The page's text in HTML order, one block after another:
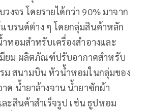
งจร โดยรายได้กว่า 90% มาจาก
บรนด์ต่าง ๆ โดยกลุ่มสินค้าหลัก
หอมสำหรับเครื่องสำอางและ
ยม ผลิตภัณฑ์ปรับอากาศสำหรับ
ม สนามบิน หัวน้ำหอมในกลุ่มของ
ด น้ำยาล้างจาน น้ำยาซักผ้า
ะสินค้าสำเร็จรูป เช่น ธูปหอม